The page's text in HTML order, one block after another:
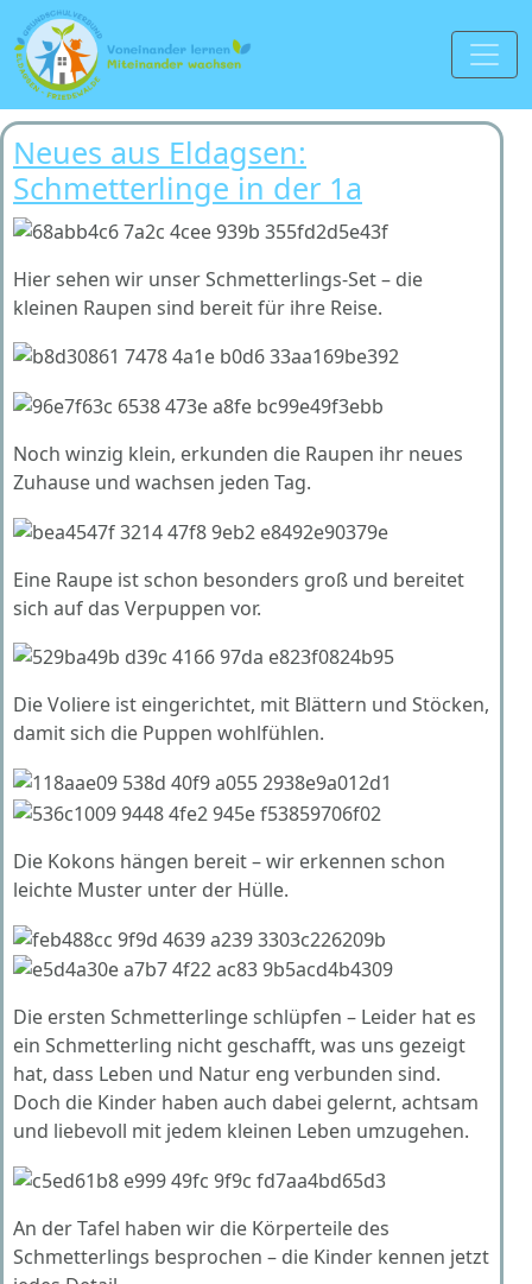
Neues aus Eldagsen:
Schmetterlinge in der 1a
Hier sehen wir unser Schmetterlings-Set – die
kleinen Raupen sind bereit für ihre Reise.
Noch winzig klein, erkunden die Raupen ihr neues
Zuhause und wachsen jeden Tag.
Eine Raupe ist schon besonders groß und bereitet
sich auf das Verpuppen vor.
Die Voliere ist eingerichtet, mit Blättern und Stöcken,
damit sich die Puppen wohlfühlen.
Die Kokons hängen bereit – wir erkennen schon
leichte Muster unter der Hülle.
Die ersten Schmetterlinge schlüpfen – Leider hat es
ein Schmetterling nicht geschafft, was uns gezeigt
hat, dass Leben und Natur eng verbunden sind.
Doch die Kinder haben auch dabei gelernt, achtsam
und liebevoll mit jedem kleinen Leben umzugehen.
An der Tafel haben wir die Körperteile des
Schmetterlings besprochen – die Kinder kennen jetzt